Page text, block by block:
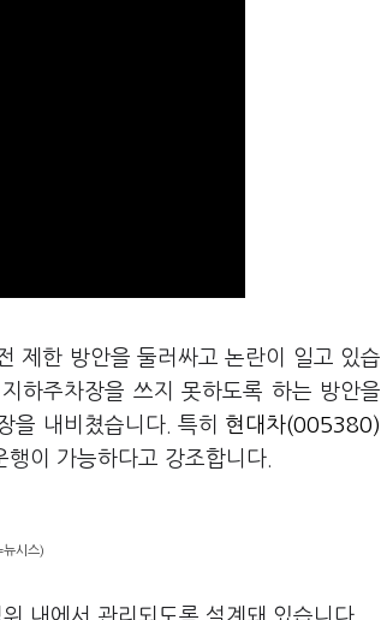
제한 방안을 둘러싸고 논란이 일고 있습
하주차장을 쓰지 못하도록 하는 방안을
을 내비쳤습니다. 특히 현대차(005380)
이 가능하다고 강조합니다.
뉴시스)